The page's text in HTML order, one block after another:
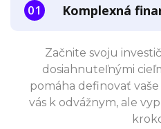
Komplexná
Začnite svoju
dosiahnuteľnými
pomáha definovať
vás k odvážnym, ale